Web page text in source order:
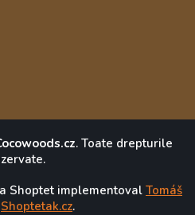
. Toate drepturile
Shoptet implementoval Tomáš
Shoptetak.cz.